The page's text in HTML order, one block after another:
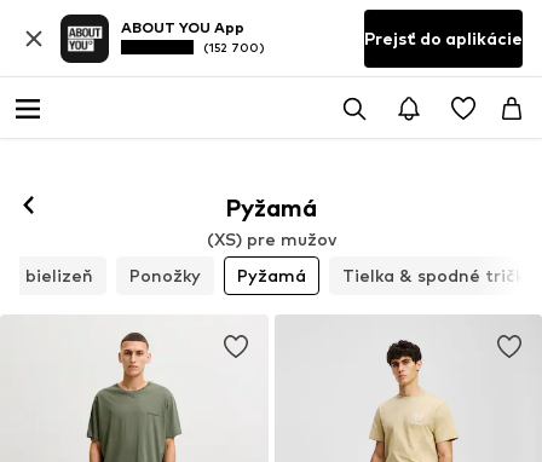
ABOUT YOU App
(152 700) Prejsť do aplikácie
Pyžamá
(XS) pre mužov
bielizeň
Ponožky Pyžamá Tielka & spodné tričká